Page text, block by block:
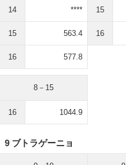
14 ****
15 563.4
16 577.8
15
16
8－15
16 1044.9
9 ブトラゲーニョ